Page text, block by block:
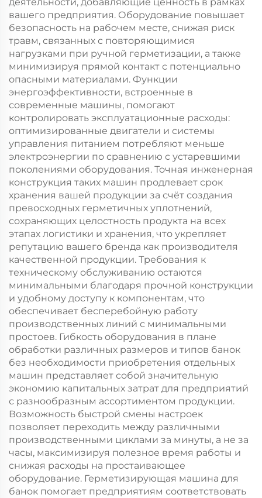
вашего предприятия. Оборудование повышает
безопасность на рабочем месте, снижая риск
травм, связанных с повторяющимися
нагрузками при ручной герметизации, а также
минимизируя прямой контакт с потенциально
опасными материалами. Функции
энергоэффективности, встроенные в
современные машины, помогают
контролировать эксплуатационные расходы:
оптимизированные двигатели и системы
управления питанием потребляют меньше
электроэнергии по сравнению с устаревшими
поколениями оборудования. Точная инженерная
конструкция таких машин продлевает срок
хранения вашей продукции за счёт создания
превосходных герметичных уплотнений,
сохраняющих целостность продукта на всех
этапах логистики и хранения, что укрепляет
репутацию вашего бренда как производителя
качественной продукции. Требования к
техническому обслуживанию остаются
минимальными благодаря прочной конструкции
и удобному доступу к компонентам, что
обеспечивает бесперебойную работу
производственных линий с минимальными
простоев. Гибкость оборудования в плане
обработки различных размеров и типов банок
без необходимости приобретения отдельных
машин представляет собой значительную
экономию капитальных затрат для предприятий
с разнообразным ассортиментом продукции.
Возможность быстрой смены настроек
позволяет переходить между различными
производственными циклами за минуты, а не за
часы, максимизируя полезное время работы и
снижая расходы на простаивающее
оборудование. Герметизирующая машина для
банок помогает предприятиям соответствовать